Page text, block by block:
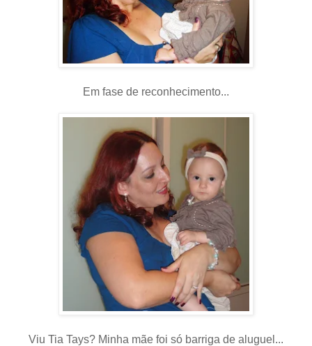
Em fase de reconhecimento...
Viu Tia Tays? Minha mãe foi só barriga de aluguel...